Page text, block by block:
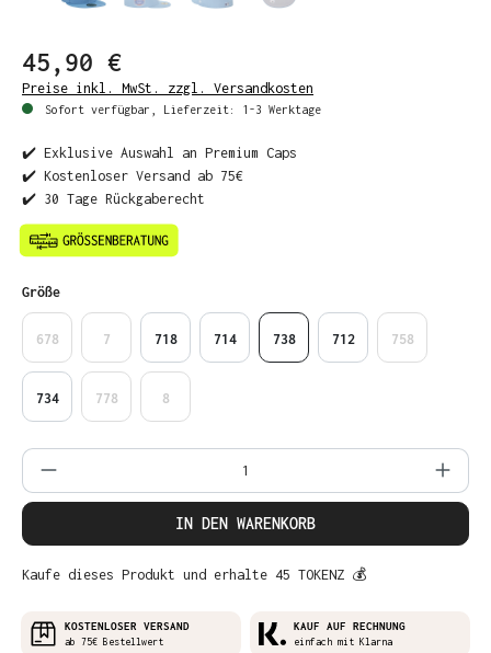
45,90 €
Preise inkl. MwSt. zzgl. Versandkosten
Sofort verfügbar, Lieferzeit: 1-3 Werktage
✔️ Exklusive Auswahl an Premium Caps
✔️ Kostenloser Versand ab 75€
✔️ 30 Tage Rückgaberecht
Größeauswählen
678 7 718 714 738 712 758
734 778 8
Produkt Anzahl: Gib den gewünschten
IN DEN WARENKORB
Kaufe dieses Produkt und erhalte 45 TOKENZ 💰
KOSTENLOSER VERSAND
ab 75€ Bestellwert
KAUF AUF RECHNUNG
einfach mit Klarna